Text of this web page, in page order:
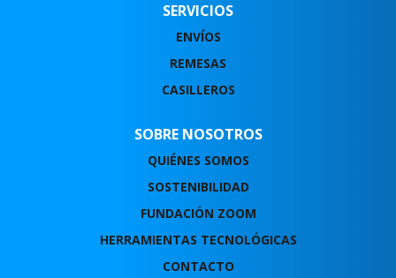
SERVICIOS
ENVÍOS
REMESAS
CASILLEROS
SOBRE NOSOTROS
QUIÉNES SOMOS
SOSTENIBILIDAD
FUNDACIÓN ZOOM
HERRAMIENTAS TECNOLÓGICAS
CONTACTO